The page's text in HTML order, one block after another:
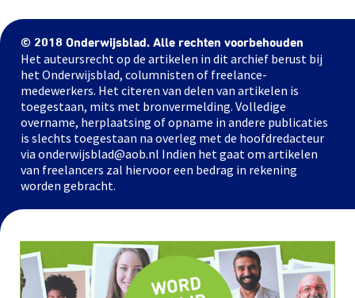
© 2018 Onderwijsblad. Alle rechten voorbehouden
Het auteursrecht op de artikelen in dit archief berust bij
het Onderwijsblad, columnisten of freelance-
medewerkers. Het citeren van delen van artikelen is
toegestaan, mits met bronvermelding. Volledige
overname, herplaatsing of opname in andere publicaties
is slechts toegestaan na overleg met de hoofdredacteur
via onderwijsblad@aob.nl Indien het gaat om artikelen
van freelancers zal hiervoor een bedrag in rekening
worden gebracht.